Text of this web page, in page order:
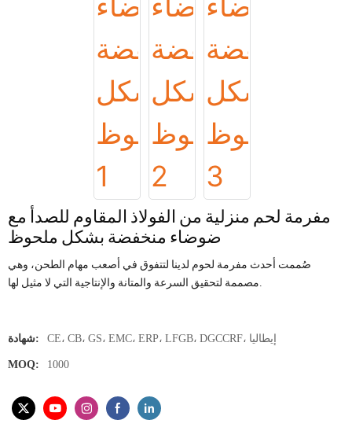
مفرمة لحم منزلية من الفولاذ المقاوم للصدأ مع
ضوضاء منخفضة بشكل ملحوظ
صُممت أحدث مفرمة لحوم لدينا لتتفوق في أصعب مهام الطحن، وهي
شهادة: CE، CB، GS، EMC، ERP، LFGB، DGCCRF، إيطاليا
MOQ: 1000